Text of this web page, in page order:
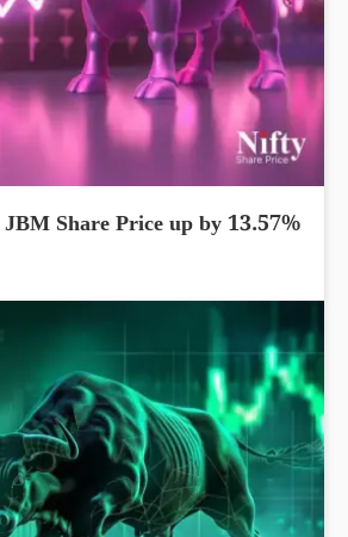
Share Price up by 13.57%